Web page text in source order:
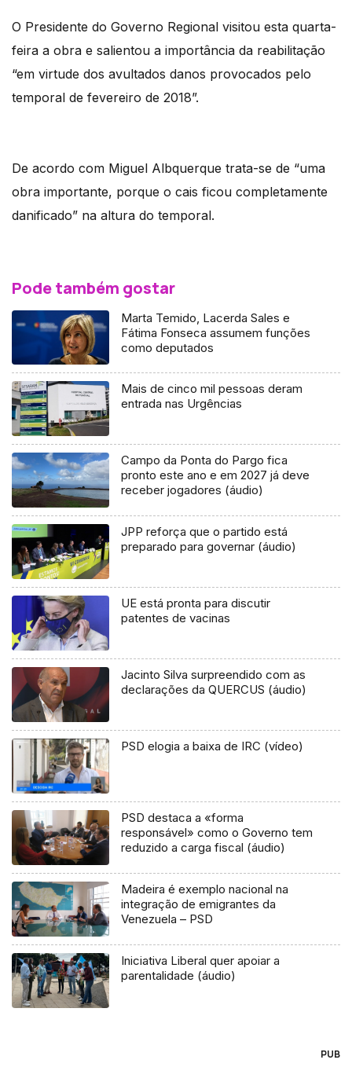
O Presidente do Governo Regional visitou esta quarta-
feira a obra e salientou a importância da reabilitação
“em virtude dos avultados danos provocados pelo
temporal de fevereiro de 2018”.
De acordo com Miguel Albquerque trata-se de “uma
obra importante, porque o cais ficou completamente
danificado” na altura do temporal.
Pode também gostar
Marta Temido, Lacerda Sales e
Fátima Fonseca assumem funções
como deputados
Mais de cinco mil pessoas deram
entrada nas Urgências
Campo da Ponta do Pargo fica
pronto este ano e em 2027 já deve
receber jogadores (áudio)
JPP reforça que o partido está
preparado para governar (áudio)
UE está pronta para discutir
patentes de vacinas
Jacinto Silva surpreendido com as
declarações da QUERCUS (áudio)
PSD elogia a baixa de IRC (vídeo)
PSD destaca a «forma
responsável» como o Governo tem
reduzido a carga fiscal (áudio)
Madeira é exemplo nacional na
integração de emigrantes da
Venezuela – PSD
Iniciativa Liberal quer apoiar a
parentalidade (áudio)
PUB